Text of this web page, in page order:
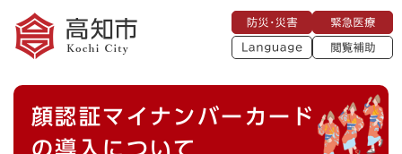
メニューを飛ばして本文へ
災
・
災
急
医
療
L
a
g
閲
助
本
顔認証マイナンバーカード
の導入について